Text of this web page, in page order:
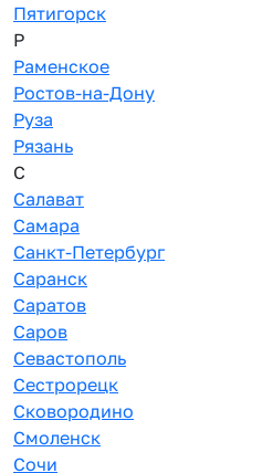
Пятигорск
Р
Раменское
Ростов-на-Дону
Руза
Рязань
С
Салават
Самара
Санкт-Петербург
Саранск
Саратов
Саров
Севастополь
Сестрорецк
Сковородино
Смоленск
Сочи